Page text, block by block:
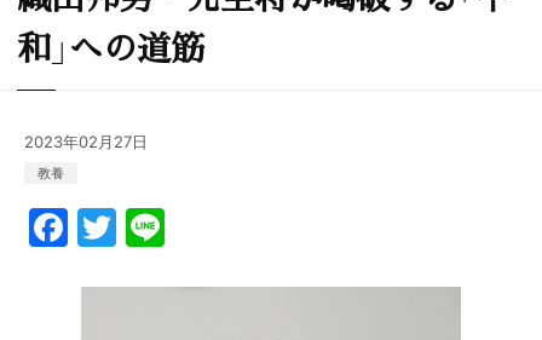
和」への道筋
2023年02月27日
教養
F
a
c
T
w
itte